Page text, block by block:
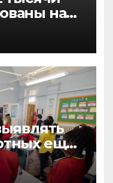
на
еще
новая
с NEET